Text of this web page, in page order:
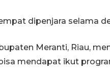
dipenjara selama
Meranti, Riau,
mendapat ikut